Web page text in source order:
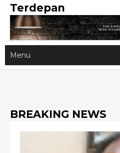
Terdepan
BREAKING NEWS